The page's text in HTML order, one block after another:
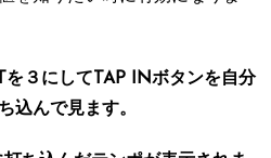
を３にしてTAP INボタンを自分
込んで見ます。